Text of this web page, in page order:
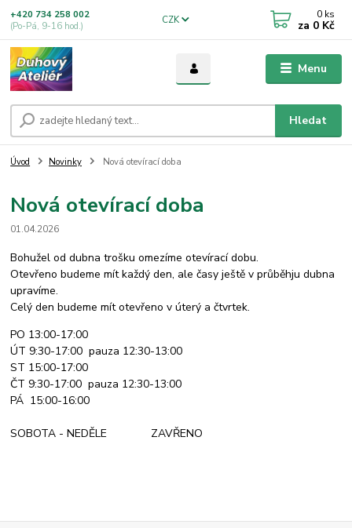
Menu
CZK
Hledat
+420 734 258 002
(Po-Pá, 9-16 hod.)
0 ks
za 0 Kč
Úvod Novinky Nová otevírací doba
Nová otevírací doba
01.04.2026
Bohužel od dubna trošku omezíme otevírací dobu.
Otevřeno budeme mít každý den, ale časy ještě v průběhju dubna
upravíme.
Celý den budeme mít otevřeno v úterý a čtvrtek.
PO 13:00-17:00
ÚT 9:30-17:00 pauza 12:30-13:00
ST 15:00-17:00
ČT 9:30-17:00 pauza 12:30-13:00
PÁ 15:00-16:00
SOBOTA - NEDĚLE ZAVŘENO